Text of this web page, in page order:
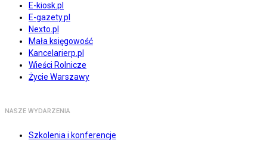
E-kiosk.pl
E-gazety.pl
Nexto.pl
Mała księgowość
Kancelarierp.pl
Wieści Rolnicze
Życie Warszawy
NASZE WYDARZENIA
Szkolenia i konferencje